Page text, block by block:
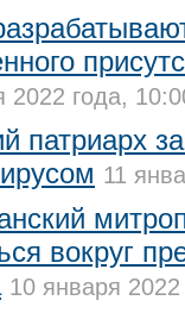
2022 года,
патриарх
11
вокруг
10 января